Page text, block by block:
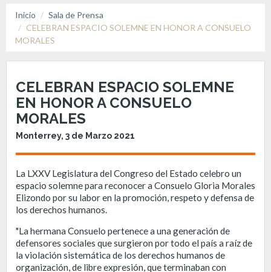
Inicio
Sala de Prensa
CELEBRAN ESPACIO SOLEMNE EN HONOR A CONSUELO
MORALES
CELEBRAN ESPACIO SOLEMNE
EN HONOR A CONSUELO
MORALES
Monterrey, 3 de Marzo 2021
La LXXV Legislatura del Congreso del Estado celebro un
espacio solemne para reconocer a Consuelo Gloria Morales
Elizondo por su labor en la promoción, respeto y defensa de
los derechos humanos.
"La hermana Consuelo pertenece a una generación de
defensores sociales que surgieron por todo el país a raíz de
la violación sistemática de los derechos humanos de
organización, de libre expresión, que terminaban con